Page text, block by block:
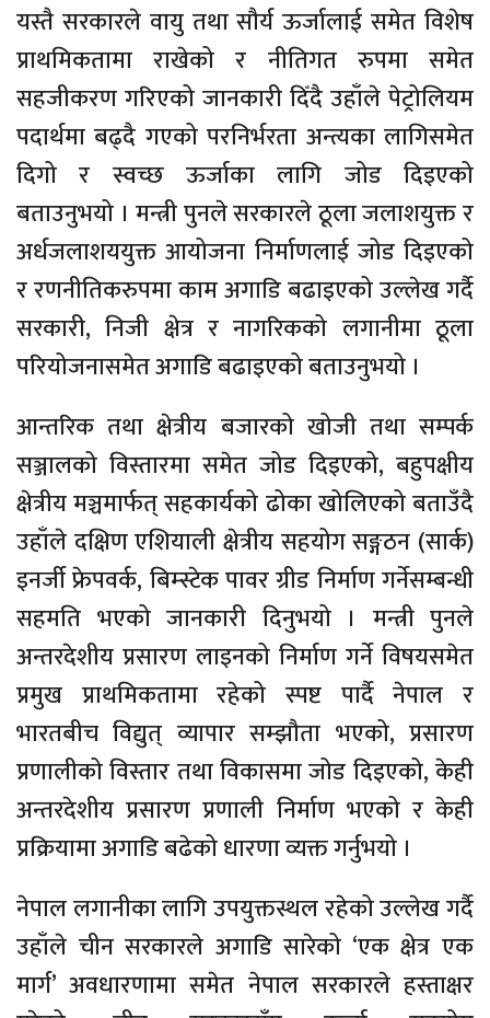
यस्तै सरकारले वायु तथा सौर्य ऊर्जालाई समेत विशेष
प्राथमिकतामा राखेको र नीतिगत रुपमा समेत
सहजीकरण गरिएको जानकारी दिँदै उहाँले पेट्रोलियम
पदार्थमा बढ्दै गएको परनिर्भरता अन्त्यका लागिसमेत
दिगो र स्वच्छ ऊर्जाका लागि जोड दिइएको
बताउनुभयो । मन्त्री पुनले सरकारले ठूला जलाशयुक्त र
अर्धजलाशययुक्त आयोजना निर्माणलाई जोड दिइएको
र रणनीतिकरुपमा काम अगाडि बढाइएको उल्लेख गर्दै
सरकारी, निजी क्षेत्र र नागरिकको लगानीमा ठूला
परियोजनासमेत अगाडि बढाइएको बताउनुभयो ।
आन्तरिक तथा क्षेत्रीय बजारको खोजी तथा सम्पर्क
सञ्जालको विस्तारमा समेत जोड दिइएको, बहुपक्षीय
क्षेत्रीय मञ्चमार्फत् सहकार्यको ढोका खोलिएको बताउँदै
उहाँले दक्षिण एशियाली क्षेत्रीय सहयोग सङ्गठन (सार्क)
इनर्जी फ्रेपवर्क, बिम्स्टेक पावर ग्रीड निर्माण गर्नेसम्बन्धी
सहमति भएको जानकारी दिनुभयो । मन्त्री पुनले
अन्तरदेशीय प्रसारण लाइनको निर्माण गर्ने विषयसमेत
प्रमुख प्राथमिकतामा रहेको स्पष्ट पार्दै नेपाल र
भारतबीच विद्युत् व्यापार सम्झौता भएको, प्रसारण
प्रणालीको विस्तार तथा विकासमा जोड दिइएको, केही
अन्तरदेशीय प्रसारण प्रणाली निर्माण भएको र केही
प्रक्रियामा अगाडि बढेको धारणा व्यक्त गर्नुभयो ।
नेपाल लगानीका लागि उपयुक्तस्थल रहेको उल्लेख गर्दै
उहाँले चीन सरकारले अगाडि सारेको ‘एक क्षेत्र एक
मार्ग’ अवधारणामा समेत नेपाल सरकारले हस्ताक्षर